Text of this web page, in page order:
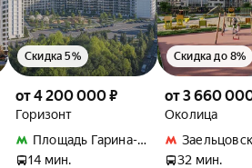
от 4 200 000 ₽
Горизонт
Площадь Гарина-Михайловского
14 мин.
Скидка 5%
от 3 660
Околица
32 мин.
Скидка до 8%